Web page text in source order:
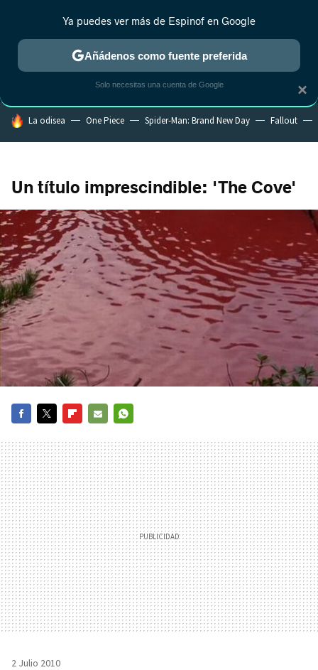
MENÚ NUEVO
ESTRENOS REALITY ANIME RANKINGS CINE
HOY SE HABLA DE
La odisea One Piece Spider-Man: Brand New Day Fallout
Un título imprescindible: 'The Cove'
MAIL
2 Julio 2010
×
Ya puedes ver más de Espinof en Google
Añádenos como fuente preferida
Solo necesitas una cuenta de Google